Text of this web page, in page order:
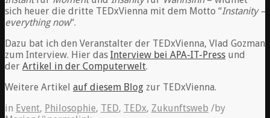
sich heuer die dritte TEDxVienna mit dem Motto “Instanity –
everything now“.
Dazu bat ich den Veranstalter der TEDxVienna, Vlad Gozman
zum Interview. Hier das Interview bei APA-IT-Press und
der Artikel in der Computerwelt.
Weitere Artikel auf diesem Blog zur TEDxVienna.
in Event, Philosophie, TED, TEDx, Zukunftsweb /by